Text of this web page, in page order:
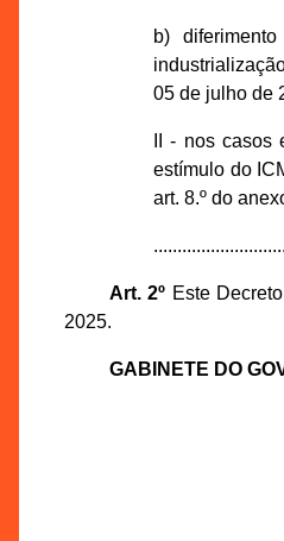
b)
05 de julho de
II - nos
estímulo do
art. 8.º do
Art. 2º Este
2025.
GABINETE DO